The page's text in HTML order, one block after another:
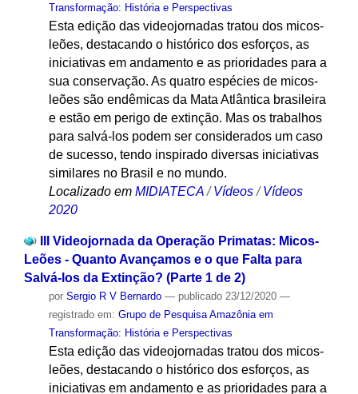
Transformação: História e Perspectivas
Esta edição das videojornadas tratou dos micos-
leões, destacando o histórico dos esforços, as
iniciativas em andamento e as prioridades para a
sua conservação. As quatro espécies de micos-
leões são endêmicas da Mata Atlântica brasileira
e estão em perigo de extinção. Mas os trabalhos
para salvá-los podem ser considerados um caso
de sucesso, tendo inspirado diversas iniciativas
similares no Brasil e no mundo.
Localizado em MIDIATECA /Vídeos /Vídeos
2020
III Videojornada da Operação Primatas: Micos-
Leões - Quanto Avançamos e o que Falta para
Salvá-los da Extinção? (Parte 1 de 2)
por Sergio R V Bernardo — publicado23/12/2020 —
registrado em: Grupo de Pesquisa Amazônia em
Transformação: História e Perspectivas
Esta edição das videojornadas tratou dos micos-
leões, destacando o histórico dos esforços, as
iniciativas em andamento e as prioridades para a